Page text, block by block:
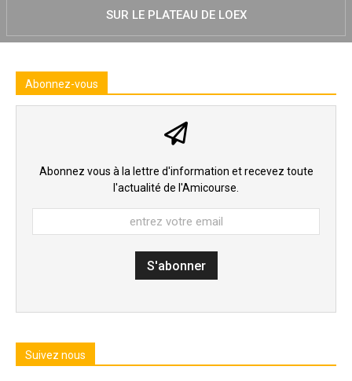
SUR LE PLATEAU DE LOEX
Abonnez-vous
Abonnez vous à la lettre d'information et recevez toute
l'actualité de l'Amicourse.
Suivez nous